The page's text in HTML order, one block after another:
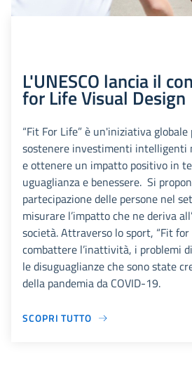
L'UNESCO lancia il
for Life Visual Design
“Fit For Life” è un'iniziativa
sostenere investimenti intelligenti
e ottenere un impatto positivo in
uguaglianza e benessere. Si
partecipazione delle persone nel
misurare l’impatto che ne deriva
società. Attraverso lo sport, “Fit
combattere l’inattività, i problemi
le disuguaglianze che sono state
della pandemia da COVID-19.
SCOPRI TUTTO